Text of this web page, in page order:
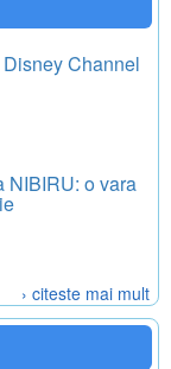
Channel
NIBIRU: o vara
› citeste mai mult